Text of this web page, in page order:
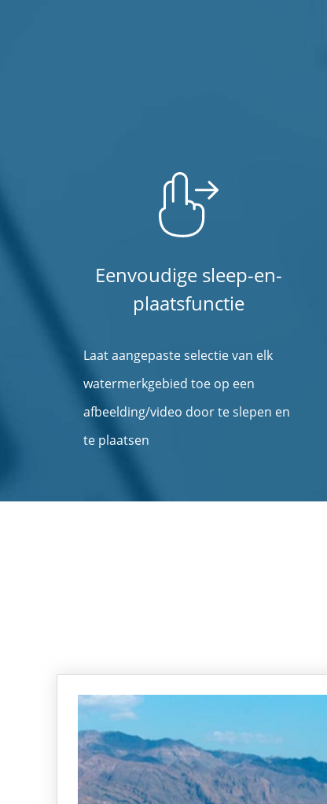
Eenvoudige sleep-en-
plaatsfunctie
Laat aangepaste selectie van elk
watermerkgebied toe op een
afbeelding/video door te slepen en
te plaatsen